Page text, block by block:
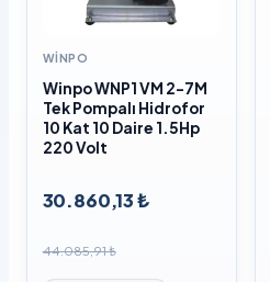
WINPO
Winpo WNP1 VM 2-7M
Tek Pompalı Hidrofor
10 Kat 10 Daire 1.5Hp
220 Volt
30.860,13 ₺
44.085,91 ₺